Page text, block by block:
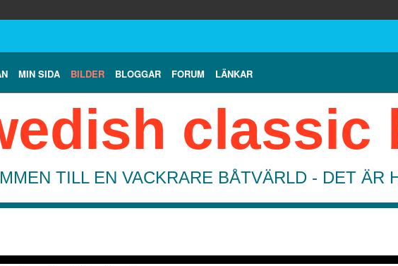
MIN SIDA BILDER BLOGGAR FORUM LÄNKAR
classic
TILL EN VACKRARE BÅTVÄRLD - DET ÄR